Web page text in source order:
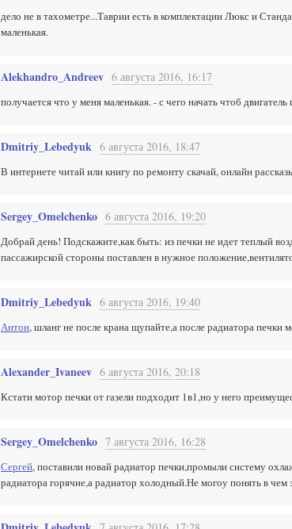
дело не в тахометре...Таврии есть в комплектации Люкс и
маленькая.
Alekhandro_Andreev 6 августа 2016, 16:17
получается что у меня маленькая. - с чего начать чтоб двигатель
Dmitriy_Lebedyuk 6 августа 2016, 18:47
В интернете читай или книгу по ремонту скачай, онлайн
Sergey_Omelchenko 6 августа 2016, 19:20
Добрай день! Подскажите,как быть: из печки не идет теплый
пассажирской стороны поставлен в нужное
Dmitriy_Lebedyuk 6 августа 2016, 19:40
Антон, шланг не после крана щупайте,а после радиатора печки
Alexander_Ivaneev 6 августа 2016, 20:18
Кстати мотор печки от газели подходит 1в1,но у него
Sergey_Omelchenko 7 августа 2016, 16:28
Сергей, поставили новай радиатор печки,промыли систему
радиатора горячие,а радиатор холодный.Не могоу понять в чем